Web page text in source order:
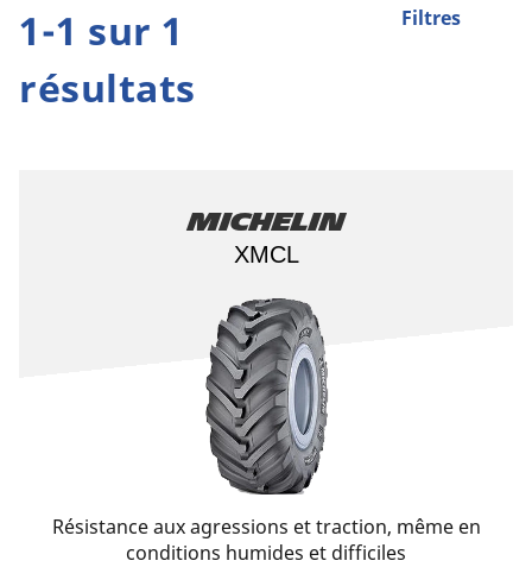
Filtres
1-1 sur 1
résultats
Michelin
XMCL
Résistance aux agressions et traction, même en
conditions humides et difficiles